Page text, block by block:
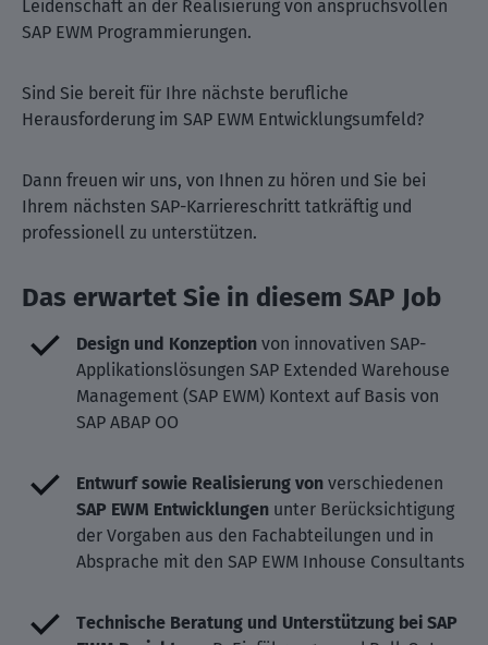
Leidenschaft an der Realisierung von anspruchsvollen
SAP EWM Programmierungen.
Sind Sie bereit für Ihre nächste berufliche
Herausforderung im SAP EWM Entwicklungsumfeld?
Dann freuen wir uns, von Ihnen zu hören und Sie bei
Ihrem nächsten SAP-Karriereschritt tatkräftig und
professionell zu unterstützen.
Das erwartet Sie in diesem SAP Job
Design und Konzeption von innovativen SAP-
Applikationslösungen SAP Extended Warehouse
Management (SAP EWM) Kontext auf Basis von
SAP ABAP OO
Entwurf sowie Realisierung von verschiedenen
SAP EWM Entwicklungen unter Berücksichtigung
der Vorgaben aus den Fachabteilungen und in
Absprache mit den SAP EWM Inhouse Consultants
Technische Beratung und Unterstützung bei SAP